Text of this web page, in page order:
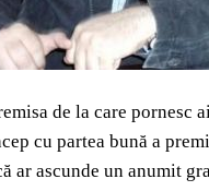
de la care
cu partea bună a
ar ascunde un anumit